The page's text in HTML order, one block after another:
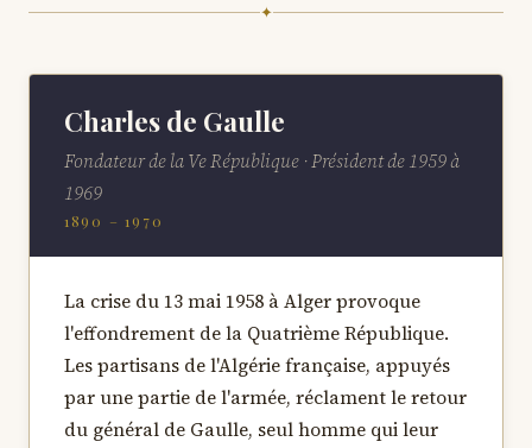
✦
Charles de Gaulle
Fondateur de la Ve République · Président de 1959 à
1969
1890 – 1970
La crise du 13 mai 1958 à Alger provoque
l'effondrement de la Quatrième République.
Les partisans de l'Algérie française, appuyés
par une partie de l'armée, réclament le retour
du général de Gaulle, seul homme qui leur